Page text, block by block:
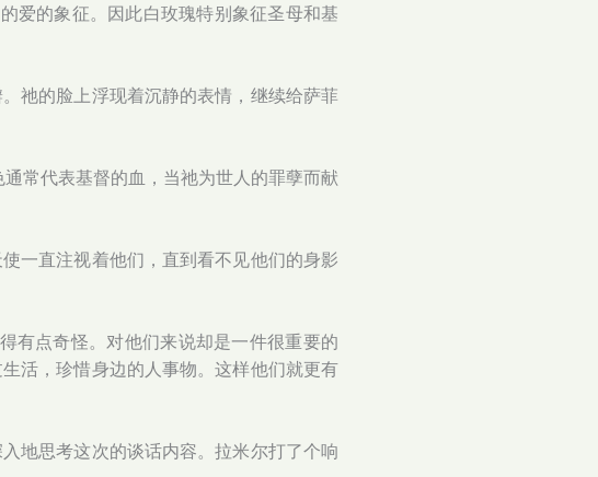
爱的象征。因此白玫瑰特别象征圣母和基
祂的脸上浮现着沉静的表情，继续给萨菲
常代表基督的血，当祂为世人的罪孽而献
一直注视着他们，直到看不见他们的身影
有点奇怪。对他们来说却是一件很重要的
活，珍惜身边的人事物。这样他们就更有
地思考这次的谈话内容。拉米尔打了个响